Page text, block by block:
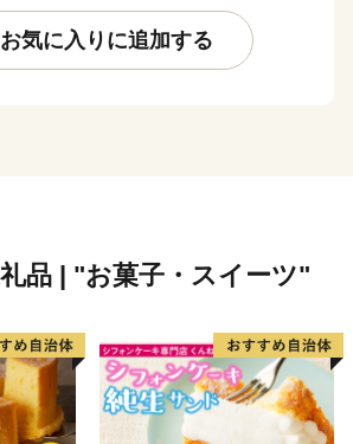
にお送りいたします。
、今しばらくお待ちくださいますよう
10日（必着）までに、必要書類をご
え、下記住所までご返送ください。
合は確定申告が必要となりますので、
お気に入りに追加する
品 | "お菓子・スイーツ"